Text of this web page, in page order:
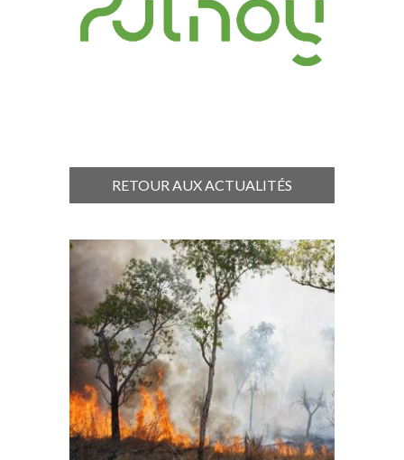
RETOUR AUX ACTUALITÉS